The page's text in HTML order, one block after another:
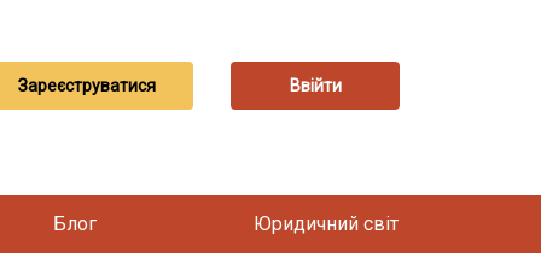
Зареєструватися Ввійти
Блог Юридичний світ